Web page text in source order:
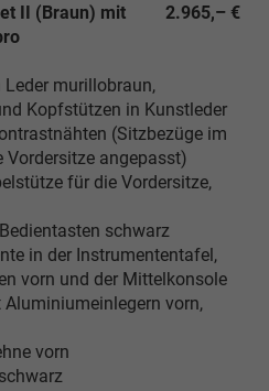
2.965,– €
II (Braun) mit
murillobraun,
Kopfstützen in Kunstleder
(Sitzbezüge im
Vordersitze angepasst)
für die Vordersitze,
schwarz
in der Instrumententafel,
vorn und der Mittelkonsole
vorn,
vorn